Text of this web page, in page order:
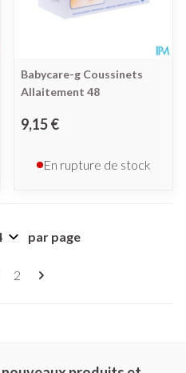
Babycare-g Coussinets
Allaitement 48
9,15 €
En rupture de stock
Pageslisez actuellement la page
Page
2
par page